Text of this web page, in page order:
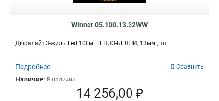
Winner 05.100.13.32WW
Дюралайт 3-жилы Led 100м. ТЁПЛО-БЕЛЫЙ, 13мм., шт.
Подробнее Сравнить
Наличие: В наличии
14 256,00 ₽